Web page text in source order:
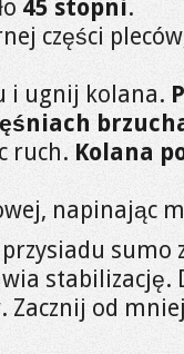
45 stopni.
części
i ugnij kolana.
ruch. Kolana
napinając
sumo
stabilizację.
Zacznij od